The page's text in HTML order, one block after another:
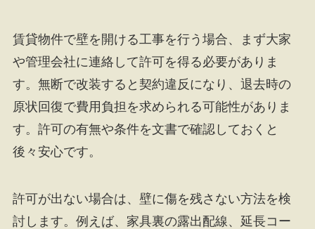
賃貸物件で壁を開ける工事を行う場合、まず大家
や管理会社に連絡して許可を得る必要がありま
す。無断で改装すると契約違反になり、退去時の
原状回復で費用負担を求められる可能性がありま
す。許可の有無や条件を文書で確認しておくと
後々安心です。
許可が出ない場合は、壁に傷を残さない方法を検
討します。例えば、家具裏の露出配線、延長コー